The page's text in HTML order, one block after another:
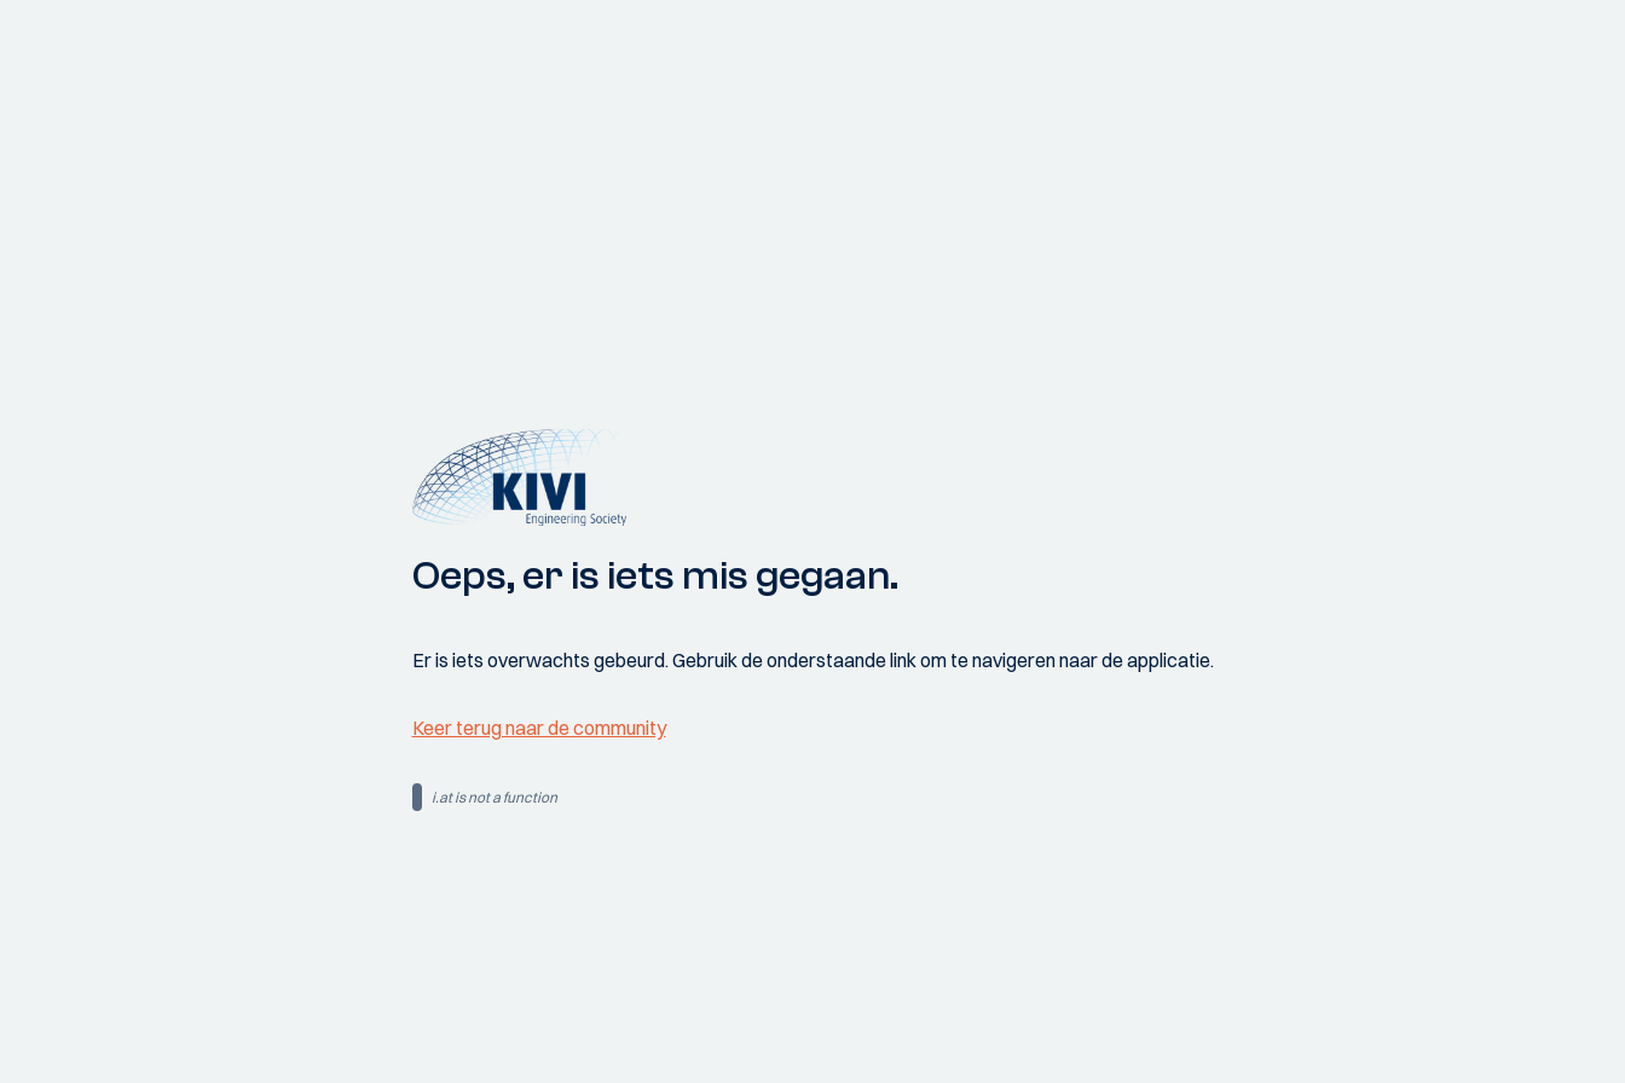
Oeps, er is iets mis gegaan.
Er is iets overwachts gebeurd. Gebruik de onderstaande link om te navigeren naar de applicatie.
Keer terug naar de community
i.at is not a function